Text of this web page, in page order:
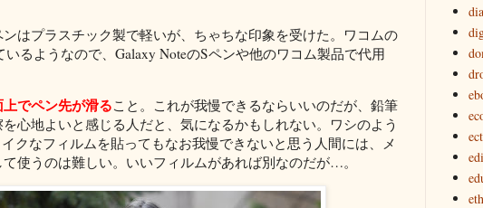
はプラスチック製で軽いが、ちゃちな印象を受けた。ワコムの
るようなので、Galaxy NoteのSペンや他のワコム製品で代用
でペン先が滑ること。これが我慢できるならいいのだが、鉛筆
心地よいと感じる人だと、気になるかもしれない。ワシのよう
クなフィルムを貼ってもなお我慢できないと思う人間には、メ
使うのは難しい。いいフィルムがあれば別なのだが…。